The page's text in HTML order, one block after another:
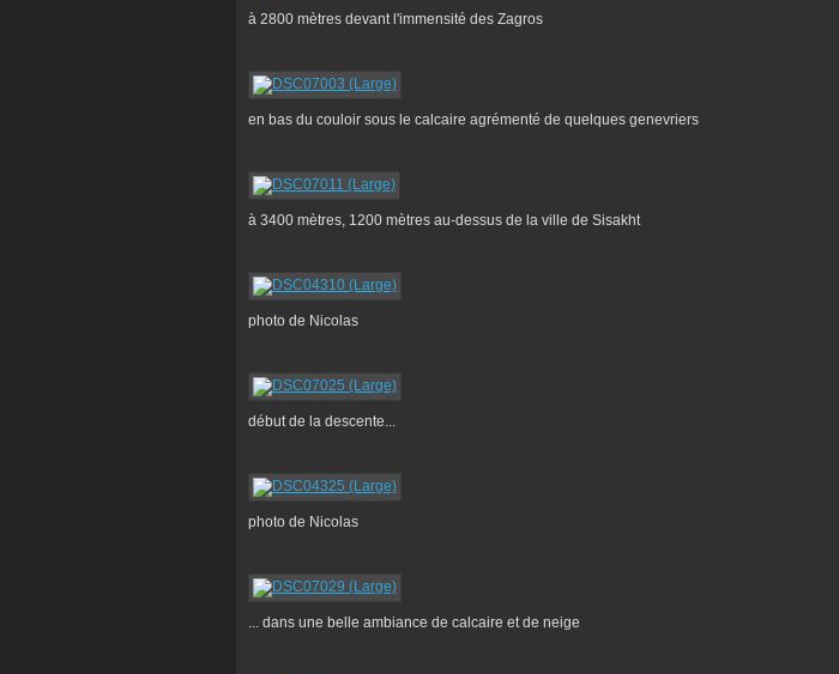
à 2800 mètres devant l'immensité des Zagros
en bas du couloir sous le calcaire agrémenté de quelques genevriers
à 3400 mètres, 1200 mètres au-dessus de la ville de Sisakht
photo de Nicolas
début de la descente...
photo de Nicolas
... dans une belle ambiance de calcaire et de neige